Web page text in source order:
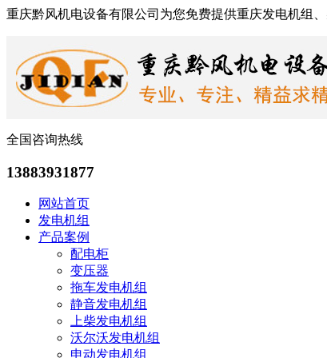
重庆黔风机电设备有限公司为您免费提供重庆发电机组
全国咨询热线
13883931877
网站首页
发电机组
产品案例
配电柜
变压器
拖车发电机组
静音发电机组
上柴发电机组
沃尔沃发电机组
申动发电机组